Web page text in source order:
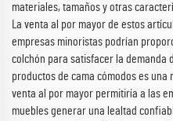
materiales, tamaños y otras
La venta al por mayor de estos
empresas minoristas podrían
colchón para satisfacer la demanda
productos de cama cómodos es
venta al por mayor permitiría a las
muebles generar una lealtad